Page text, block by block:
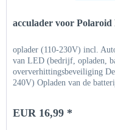
acculader voor Polaroid
oplader (110-230V) incl.
van LED (bedrijf, opladen,
oververhittingsbeveiliging
240V) Opladen van de
EUR 16,99 *